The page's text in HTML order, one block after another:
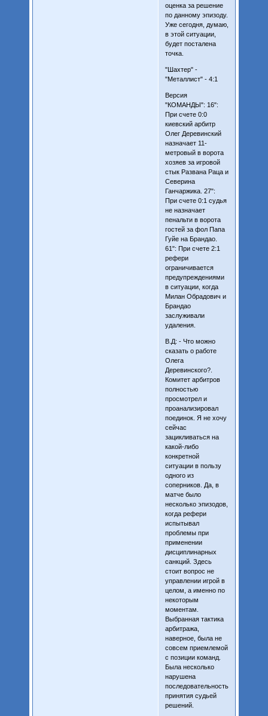
оценка за решение
по данному эпизоду.
Уже сегодня, думаю,
в этой ситуации,
будет посталена
точка.
"Шахтер" -
"Металлист" - 4:1
Версия
"КОМАНДЫ": 16":
При счете 0:0
киевский арбитр
Олег Деревинский
назначает 11-
метровый в ворота
хозяев за игровой
стык Развана Раца и
Северина
Ганчаржика. 27":
При счете 0:1 судья
не назначает
пенальти в ворота
гостей за фол Папа
Гуйе на Брандао.
61": При счете 2:1
рефери
ограничивается
предупреждениями
в ситуации, когда
Милан Обрадович и
Брандао
заслуживали
удаления.
В.Д: - Что можно
сказать о работе
Олега
Деревинского?.
Комитет арбитров
полностью
просмотрел и
проанализировал
поединок. Я не хочу
сейчас
зацикливаться на
какой-либо
конкретной
ситуации в пользу
одного из
соперников. Да, в
матче было
несколько эпизодов,
когда рефери
испытывал
проблемы при
применении
дисциплинарных
санкций. Здесь
стоит вопрос не
управлении игрой в
целом, а именно по
некоторым
моментам.
Выбранная тактика
арбитража,
наверное, была не
совсем приемлемой
с позиции команд.
Была несколько
нарушена
последовательность
принятия судьей
решений.